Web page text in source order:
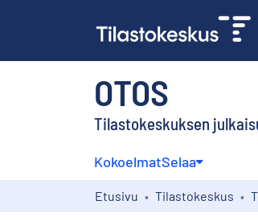
OTOS
Tilastokeskuksen
KokoelmatSelaa
Etusivu Tilastokeskus